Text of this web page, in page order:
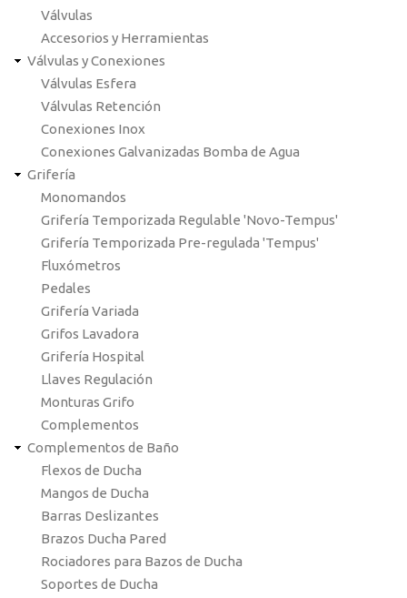
Válvulas
Accesorios y Herramientas
Válvulas y Conexiones
Válvulas Esfera
Válvulas Retención
Conexiones Inox
Conexiones Galvanizadas Bomba de Agua
Grifería
Monomandos
Grifería Temporizada Regulable 'Novo-Tempus'
Grifería Temporizada Pre-regulada 'Tempus'
Fluxómetros
Pedales
Grifería Variada
Grifos Lavadora
Grifería Hospital
Llaves Regulación
Monturas Grifo
Complementos
Complementos de Baño
Flexos de Ducha
Mangos de Ducha
Barras Deslizantes
Brazos Ducha Pared
Rociadores para Bazos de Ducha
Soportes de Ducha